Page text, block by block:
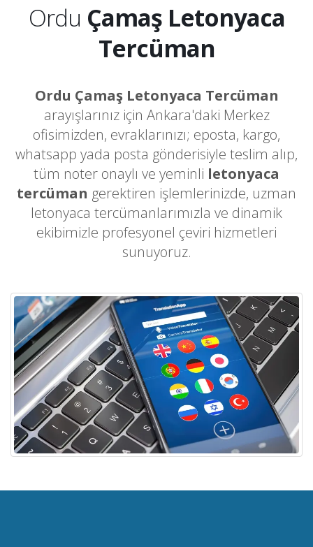
Ordu Çamaş Letonyaca
Tercüman
Ordu Çamaş Letonyaca Tercüman
arayışlarınız için Ankara'daki Merkez
ofisimizden, evraklarınızı; eposta, kargo,
whatsapp yada posta gönderisiyle teslim alıp,
tüm noter onaylı ve yeminli letonyaca
tercüman gerektiren işlemlerinizde, uzman
letonyaca tercümanlarımızla ve dinamik
ekibimizle profesyonel çeviri hizmetleri
sunuyoruz.